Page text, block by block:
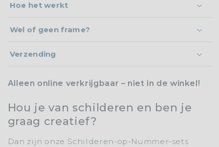
Hoe het werkt
Wel of geen frame?
Verzending
Alleen online verkrijgbaar – niet in de winkel!
Hou je van schilderen en ben je
graag creatief?
Dan zijn onze Schilderen-op-Nummer-sets